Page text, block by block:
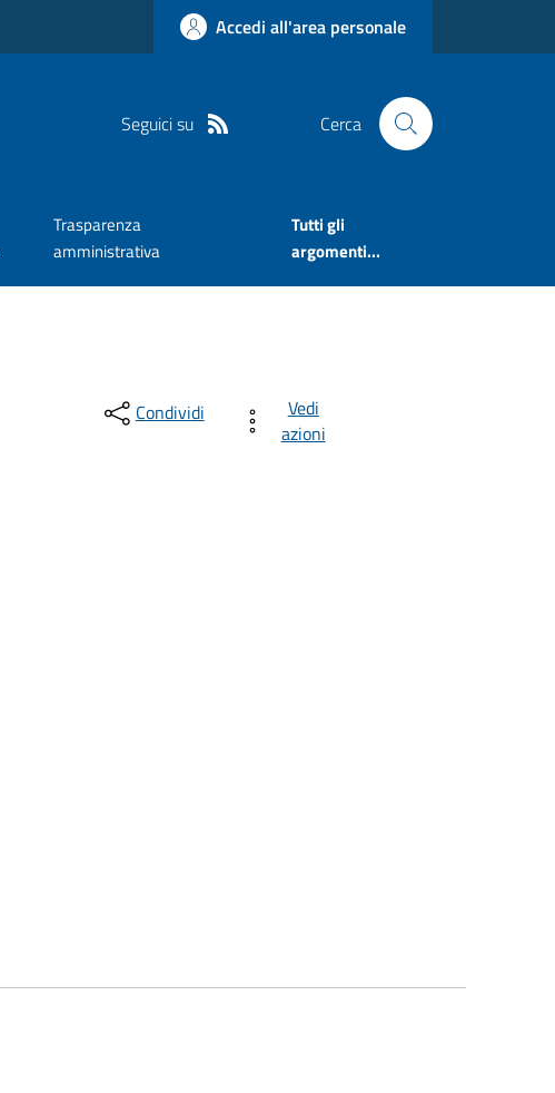
Accedi all'area personale
Seguici su Cerca
Trasparenza
amministrativa
Tutti gli
argomenti...
Condividi
Vedi
azioni